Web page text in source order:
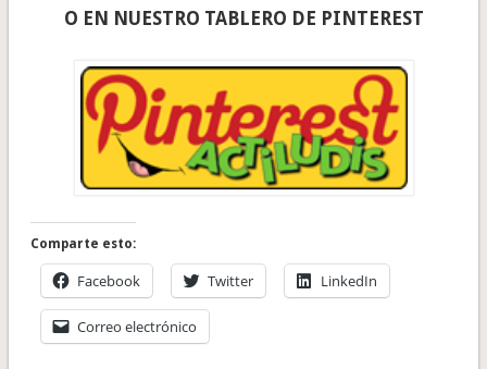
O EN NUESTRO TABLERO DE PINTEREST
Comparte esto:
Facebook Twitter LinkedIn
Correo electrónico